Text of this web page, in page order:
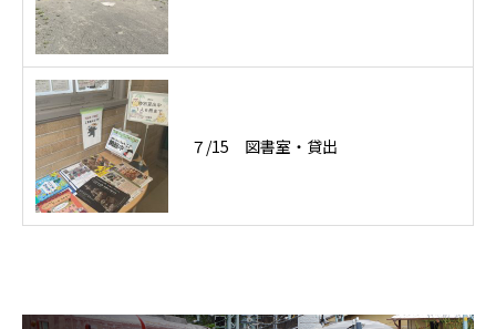
７/15 図書室・貸出